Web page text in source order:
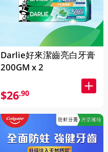
Darlie好來潔齒亮白牙膏
200GM x 2
$26.90